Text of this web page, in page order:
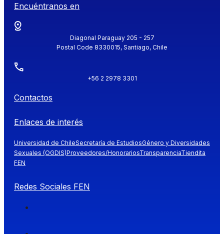
Encuéntranos en
Diagonal Paraguay 205 - 257
Postal Code 8330015, Santiago, Chile
+56 2 2978 3301
Contactos
Enlaces de interés
Universidad de ChileSecretaría de EstudiosGénero y Diversidades
Sexuales (OGDIS)Proveedores/HonorariosTransparenciaTiendita
FEN
Redes Sociales FEN